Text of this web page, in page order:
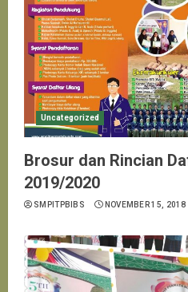
Uncategorized
Brosur dan Rincian
2019/2020
SMPITPBIBS NOVEMBER 15, 2018